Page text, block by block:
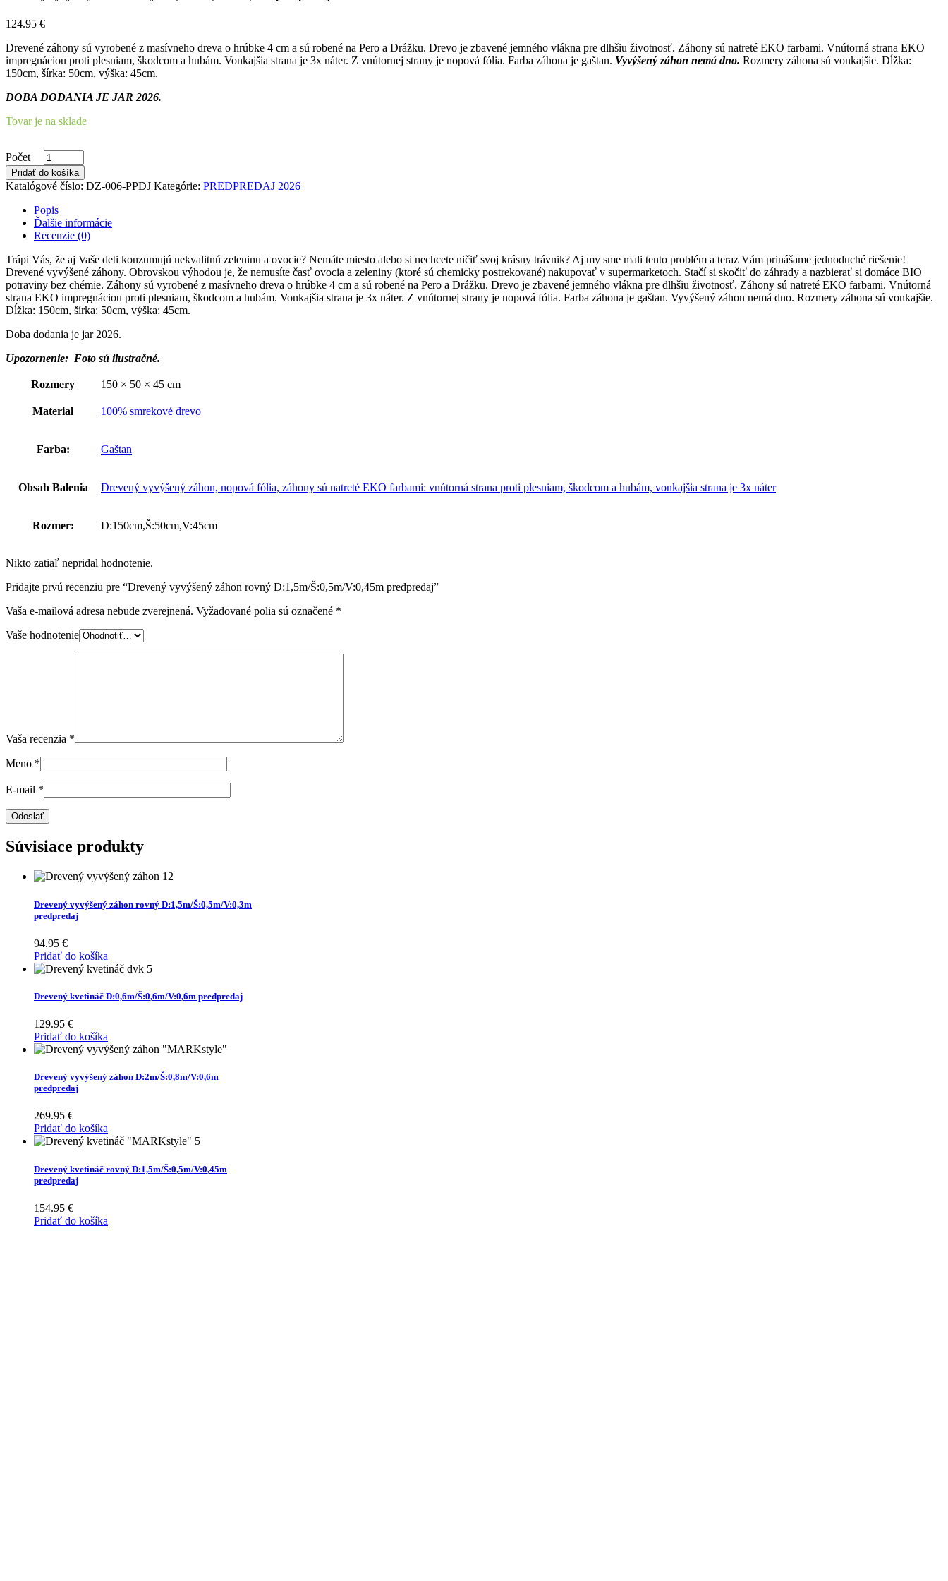
124.95 €
Drevené záhony sú vyrobené z masívneho dreva o hrúbke 4 cm a sú robené na Pero a Drážku. Drevo je zbavené jemného vlákna pre dlhšiu životnosť. Záhony sú natreté EKO farbami. Vnútorná strana EKO
impregnáciou proti plesniam, škodcom a hubám. Vonkajšia strana je 3x náter. Z vnútornej strany je nopová fólia. Farba záhona je gaštan. Vyvýšený záhon nemá dno. Rozmery záhona sú vonkajšie. Dĺžka:
150cm, šírka: 50cm, výška: 45cm.
DOBA DODANIA JE JAR 2026.
Tovar je na sklade
Počet
Pridať do košíka
Katalógové číslo: DZ-006-PPDJ Kategórie: PREDPREDAJ 2026
Popis
Ďalšie informácie
Recenzie (0)
Trápi Vás, že aj Vaše deti konzumujú nekvalitnú zeleninu a ovocie? Nemáte miesto alebo si nechcete ničiť svoj krásny trávnik? Aj my sme mali tento problém a teraz Vám prinášame jednoduché riešenie!
Drevené vyvýšené záhony. Obrovskou výhodou je, že nemusíte časť ovocia a zeleniny (ktoré sú chemicky postrekované) nakupovať v supermarketoch. Stačí si skočiť do záhrady a nazbierať si domáce BIO
potraviny bez chémie. Záhony sú vyrobené z masívneho dreva o hrúbke 4 cm a sú robené na Pero a Drážku. Drevo je zbavené jemného vlákna pre dlhšiu životnosť. Záhony sú natreté EKO farbami. Vnútorná
strana EKO impregnáciou proti plesniam, škodcom a hubám. Vonkajšia strana je 3x náter. Z vnútornej strany je nopová fólia. Farba záhona je gaštan. Vyvýšený záhon nemá dno. Rozmery záhona sú vonkajšie.
Dĺžka: 150cm, šírka: 50cm, výška: 45cm.
Doba dodania je jar 2026.
Upozornenie: Foto sú ilustračné.
Rozmery 150 × 50 × 45 cm
Material 100% smrekové drevo
Farba: Gaštan
Obsah Balenia Drevený vyvýšený záhon, nopová fólia, záhony sú natreté EKO farbami: vnútorná strana proti plesniam, škodcom a hubám, vonkajšia strana je 3x náter
Rozmer: D:150cm,Š:50cm,V:45cm
Nikto zatiaľ nepridal hodnotenie.
Pridajte prvú recenziu pre “Drevený vyvýšený záhon rovný D:1,5m/Š:0,5m/V:0,45m predpredaj”
Vaša e-mailová adresa nebude zverejnená. Vyžadované polia sú označené *
Vaše hodnotenie
Vaša recenzia *
Meno *
E-mail *
Súvisiace produkty
Drevený vyvýšený záhon rovný D:1,5m/Š:0,5m/V:0,3m
predpredaj
94.95 €
Pridať do košíka
Drevený kvetináč D:0,6m/Š:0,6m/V:0,6m predpredaj
129.95 €
Pridať do košíka
Drevený vyvýšený záhon D:2m/Š:0,8m/V:0,6m
predpredaj
269.95 €
Pridať do košíka
Drevený kvetináč rovný D:1,5m/Š:0,5m/V:0,45m
predpredaj
154.95 €
Pridať do košíka